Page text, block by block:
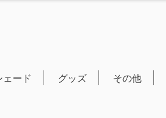
ェード グッズ その他